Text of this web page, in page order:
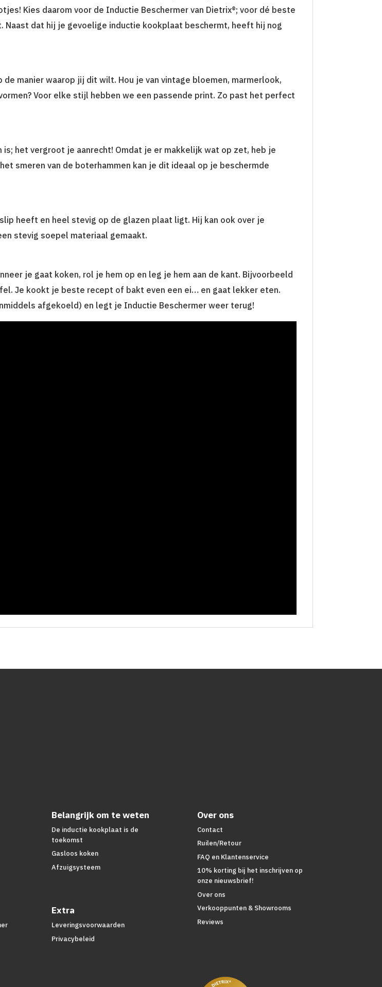
Kies daarom voor de Inductie Beschermer van Dietrix®; voor dé beste
Naast dat hij je gevoelige inductie kookplaat beschermt, heeft hij nog
manier waarop jij dit wilt. Hou je van vintage bloemen, marmerlook,
Voor elke stijl hebben we een passende print. Zo past het perfect
het vergroot je aanrecht! Omdat je er makkelijk wat op zet, heb je
smeren van de boterhammen kan je dit ideaal op je beschermde
heeft en heel stevig op de glazen plaat ligt. Hij kan ook over je
stevig soepel materiaal gemaakt.
je gaat koken, rol je hem op en leg je hem aan de kant. Bijvoorbeeld
Je kookt je beste recept of bakt even een ei… en gaat lekker eten.
afgekoeld) en legt je Inductie Beschermer weer terug!
Belangrijk om te weten
De inductie kookplaat is de
toekomst
Gasloos koken
Afzuigsysteem
Extra
Leveringsvoorwaarden
Privacybeleid
Over ons
Contact
Ruilen/Retour
FAQ en Klantenservice
10% korting bij het inschrijven op
onze nieuwsbrief!
Over ons
Verkooppunten & Showrooms
Reviews